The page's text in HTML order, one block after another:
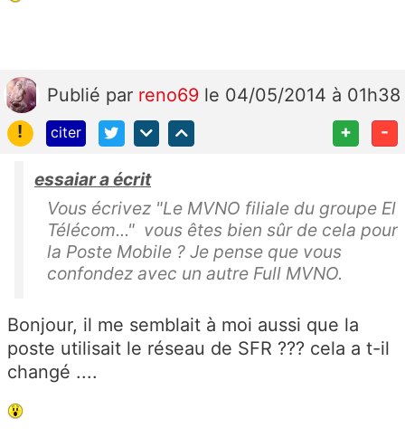
Publié par reno69 le 04/05/2014 à 01h38
!
citer + -
essaiar a écrit
Vous écrivez "Le MVNO filiale du groupe El
Télécom..." vous êtes bien sûr de cela pour
la Poste Mobile ? Je pense que vous
confondez avec un autre Full MVNO.
Bonjour, il me semblait à moi aussi que la
poste utilisait le réseau de SFR ??? cela a t-il
changé ....